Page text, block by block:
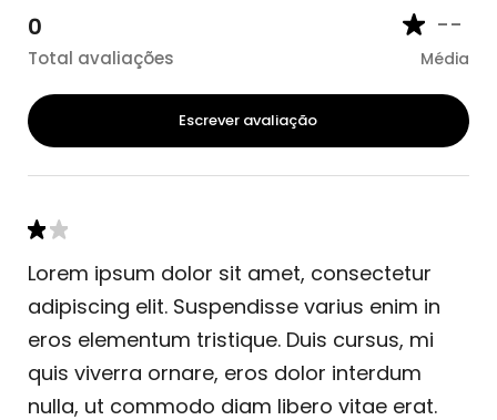
0
Total avaliações
--
Média
Escrever avaliação
Lorem ipsum dolor sit amet, consectetur
adipiscing elit. Suspendisse varius enim in
eros elementum tristique. Duis cursus, mi
quis viverra ornare, eros dolor interdum
nulla, ut commodo diam libero vitae erat.